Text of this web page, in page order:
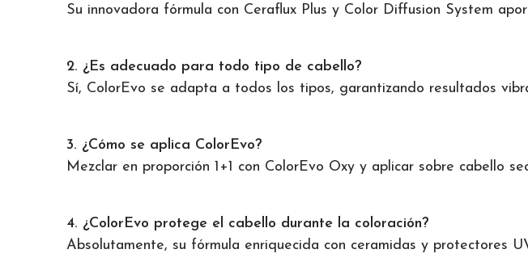
Su innovadora fórmula con Ceraflux Plus y Color Diffusion System
2. ¿Es adecuado para todo tipo de cabello?
Sí, ColorEvo se adapta a todos los tipos, garantizando resultados
3. ¿Cómo se aplica ColorEvo?
Mezclar en proporción 1+1 con ColorEvo Oxy y aplicar sobre cabello
4. ¿ColorEvo protege el cabello durante la coloración?
Absolutamente, su fórmula enriquecida con ceramidas y protectores